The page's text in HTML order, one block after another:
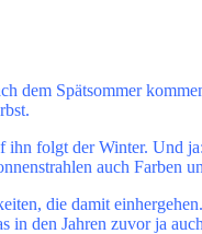
dem Spätsommer
folgt der Winter. Und
auch Farben
die damit
den Jahren zuvor ja